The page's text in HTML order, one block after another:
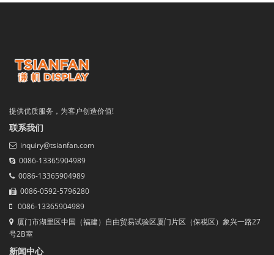
提供优质服务，为客户创造价值!
联系我们
inquiry@tsianfan.com
0086-13365904989
0086-13365904989
0086-0592-5796280
0086-13365904989
厦门市湖里区中国（福建）自由贸易试验区厦门片区（保税区）象兴一路27
号2B室
新闻中心